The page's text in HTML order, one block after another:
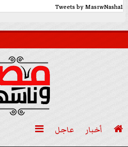
Tweets by MasrwNasha1
 أخبار عاجل
